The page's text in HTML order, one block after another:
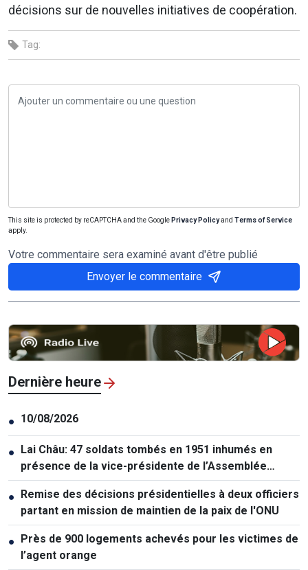
décisions sur de nouvelles initiatives de coopération.
Tag:
This site is protected by reCAPTCHA and the Google Privacy Policyand Terms of Service
apply.
Votre commentaire sera examiné avant d'être publié
Envoyer le commentaire
Dernière heure
● 10/08/2026
● Lai Châu: 47 soldats tombés en 1951 inhumés en
présence de la vice-présidente de l’Assemblée
nationale
● Remise des décisions présidentielles à deux officiers
partant en mission de maintien de la paix de l'ONU
● Près de 900 logements achevés pour les victimes de
l’agent orange